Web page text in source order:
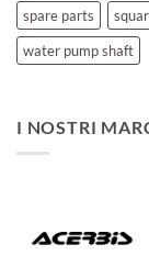
spare parts
water pump shaft
I NOSTRI